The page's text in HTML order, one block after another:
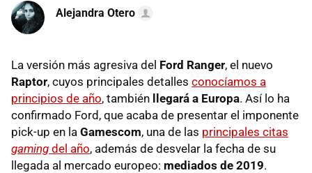
Alejandra Otero
La versión más agresiva del Ford Ranger, el nuevo
Raptor, cuyos principales detalles conocíamos a
principios de año, también llegará a Europa. Así lo ha
confirmado Ford, que acaba de presentar el imponente
pick-up en la Gamescom, una de las principales citas
gaming del año, además de desvelar la fecha de su
llegada al mercado europeo: mediados de 2019.